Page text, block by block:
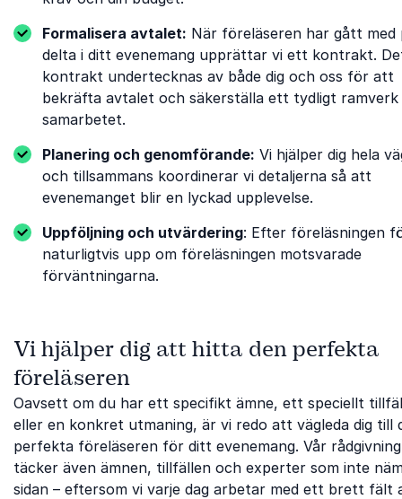
Formalisera avtalet: När föreläseren har gått med
delta i ditt evenemang upprättar vi ett kontrakt.
kontrakt undertecknas av både dig och oss för att
bekräfta avtalet och säkerställa ett tydligt
samarbetet.
Planering och genomförande: Vi hjälper dig hela
och tillsammans koordinerar vi detaljerna så att
evenemanget blir en lyckad upplevelse.
Uppföljning och utvärdering: Efter föreläsningen
naturligtvis upp om föreläsningen motsvarade
förväntningarna.
Vi hjälper dig att hitta den perfekta
föreläseren
Oavsett om du har ett specifikt ämne, ett speciellt
eller en konkret utmaning, är vi redo att vägleda dig till
perfekta föreläseren för ditt evenemang. Vår rådgivning
täcker även ämnen, tillfällen och experter som inte
sidan – eftersom vi varje dag arbetar med ett brett fält